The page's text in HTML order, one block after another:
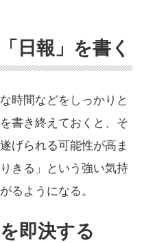
日報」を書く
時間などをしっかりと
書き終えておくと、そ
げられる可能性が高ま
きる」という強い気持
るようになる。
即決する